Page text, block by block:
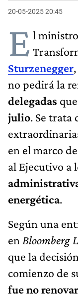
20-05-2025 20:45
E l
Sturzenegger
no pedirá la
delegadas
julio. Se trata
en el marco
al Ejecutivo a
energética.
Según una
en Bloomberg
que la
comienzo de
fue no